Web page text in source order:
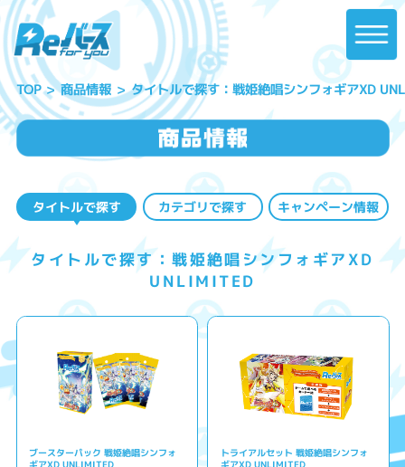
TOP 商品情報 タイトルで探す：戦姫絶唱シンフォギアXD
タイトルで探す カテゴリで探す キャンペーン情報
タイトルで探す：戦姫絶唱シンフォギアXD
UNLIMITED
ブースターパック 戦姫絶唱シンフォ
ギアXD UNLIMITED
トライアルセット 戦姫絶唱シンフォ
ギアXD UNLIMITED